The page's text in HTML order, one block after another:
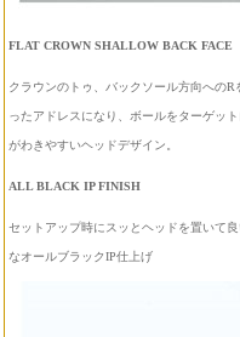
FLAT CROWN SHALLOW BACK FACE
クラウンのトゥ、バックソール方向への
ったアドレスになり、ボールをターゲッ
がわきやすいヘッドデザイン。
ALL BLACK IP FINISH
セットアップ時にスッとヘッドを置いて
なオールブラックIP仕上げ